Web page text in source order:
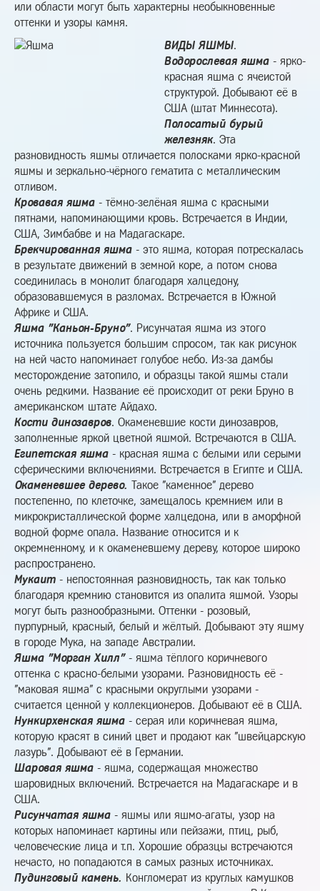
или области могут быть характерны необыкновенные
оттенки и узоры камня.
ВИДЫ ЯШМЫ.
Водорослевая яшма - ярко-
красная яшма с ячеистой
структурой. Добывают её в
США (штат Миннесота).
Полосатый бурый
железняк. Эта
разновидность яшмы отличается полосками ярко-красной
яшмы и зеркально-чёрного гематита с металлическим
отливом.
Кровавая яшма - тёмно-зелёная яшма с красными
пятнами, напоминающими кровь. Встречается в Индии,
США, Зимбабве и на Мадагаскаре.
Брекчированная яшма - это яшма, которая потрескалась
в результате движений в земной коре, а потом снова
соединилась в монолит благодаря халцедону,
образовавшемуся в разломах. Встречается в Южной
Африке и США.
Яшма "Каньон-Бруно". Рисунчатая яшма из этого
источника пользуется большим спросом, так как рисунок
на ней часто напоминает голубое небо. Из-за дамбы
месторождение затопило, и образцы такой яшмы стали
очень редкими. Название её происходит от реки Бруно в
американском штате Айдахо.
Кости динозавров. Окаменевшие кости динозавров,
заполненные яркой цветной яшмой. Встречаются в США.
Египетская яшма - красная яшма с белыми или серыми
сферическими включениями. Встречается в Египте и США.
Окаменевшее дерево. Такое "каменное" дерево
постепенно, по клеточке, замещалось кремнием или в
микрокристаллической форме халцедона, или в аморфной
водной форме опала. Название относится и к
окремненному, и к окаменевшему дереву, которое широко
распространено.
Мукаит - непостоянная разновидность, так как только
благодаря кремнию становится из опалита яшмой. Узоры
могут быть разнообразными. Оттенки - розовый,
пурпурный, красный, белый и жёлтый. Добывают эту яшму
в городе Мука, на западе Австралии.
Яшма "Морган Хилл"- яшма тёплого коричневого
оттенка с красно-белыми узорами. Разновидность её -
"маковая яшма" с красными округлыми узорами -
считается ценной у коллекционеров. Добывают её в США.
Нункирхенская яшма - серая или коричневая яшма,
которую красят в синий цвет и продают как "швейцарскую
лазурь". Добывают её в Германии.
Шаровая яшма - яшма, содержащая множество
шаровидных включений. Встречается на Мадагаскаре и в
США.
Рисунчатая яшма - яшмы или яшмо-агаты, узор на
которых напоминает картины или пейзажи, птиц, рыб,
человеческие лица и т.п. Хорошие образцы встречаются
нечасто, но попадаются в самых разных источниках.
Пудинговый камень. Конгломерат из круглых камушков